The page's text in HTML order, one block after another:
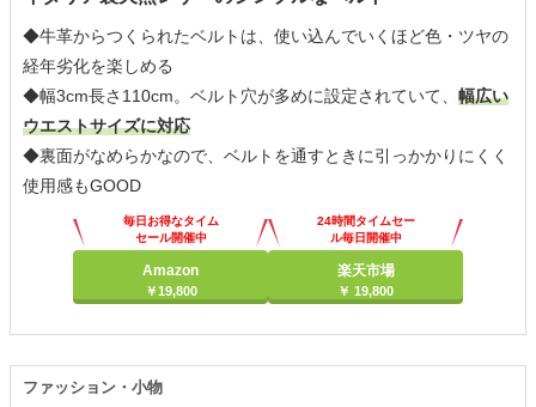
◆牛革からつくられたベルトは、使い込んでいくほど色・ツヤの
経年劣化を楽しめる
◆幅3cm長さ110cm。ベルト穴が多めに設定されていて、 幅広い
ウエストサイズに対応
◆裏面がなめらかなので、ベルトを通すときに引っかかりにくく
使用感もGOOD
毎日お得なタイム
セール開催中
Amazon
￥19,800
24時間タイムセー
ル毎日開催中
楽天市場
￥ 19,800
ファッション・小物